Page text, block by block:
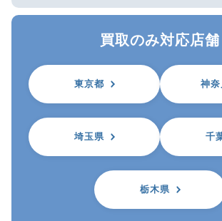
買取のみ対応店舗
東京都 神
埼玉県 千
栃木県